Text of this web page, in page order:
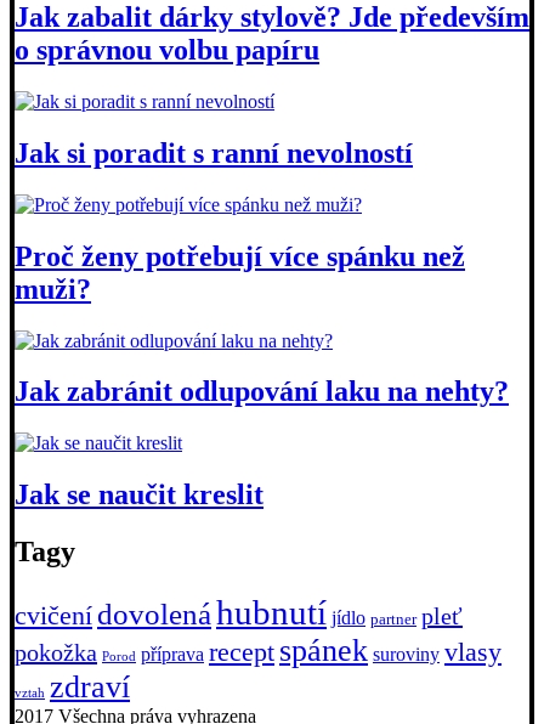
Jak zabalit dárky stylově? Jde především
o správnou volbu papíru
Jak si poradit s ranní nevolností
Proč ženy potřebují více spánku než
muži?
Jak zabránit odlupování laku na nehty?
Jak se naučit kreslit
Tagy
cvičení dovolenáhubnutí jídlo partner pleť
pokožka Porod příprava recept spánek suroviny vlasy
vztah zdraví
2017 Všechna práva vyhrazena